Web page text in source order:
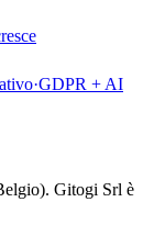
·GDPR + AI
Gitogi Srl è